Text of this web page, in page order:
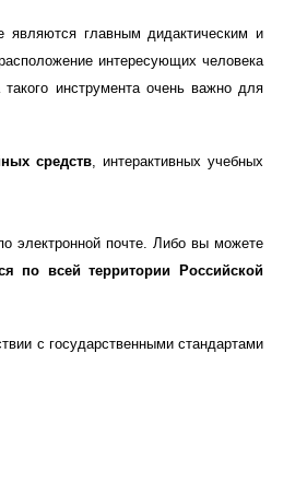
являются главным дидактическим и
интересующих человека
инструмента очень важно для
средств, интерактивных учебных
электронной почте. Либо вы можете
по всей территории Российской
с государственными стандартами